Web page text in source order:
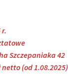
Szczepaniaka 42
netto (od 1.08.2025)